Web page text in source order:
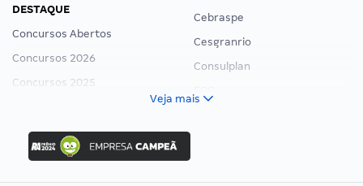
DESTAQUE
Concursos Abertos
Concursos 2026
Concursos 2025
Concurso Ibama
Concurso MPU
Editais publicados
Cebraspe
Cesgranrio
Consulplan
Veja mais